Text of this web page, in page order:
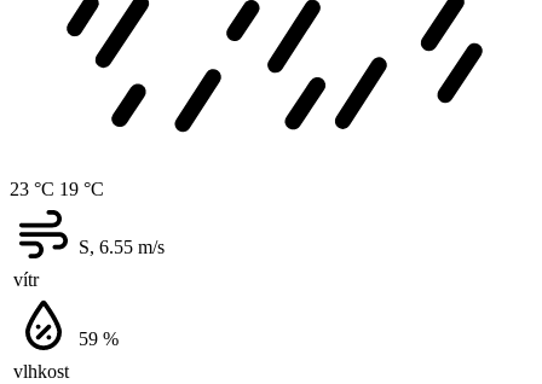
23 °C 19 °C
vítr
S, 6.55 m/s
vlhkost
59 %